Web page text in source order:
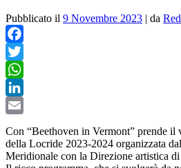
Pubblicato il 9 Novembre 2023 | da
Facebook
Twitter
WhatsApp
LinkedIn
Con “Beethoven in Vermont” prende
della Locride 2023-2024 organizzata
Meridionale con la Direzione artistica di